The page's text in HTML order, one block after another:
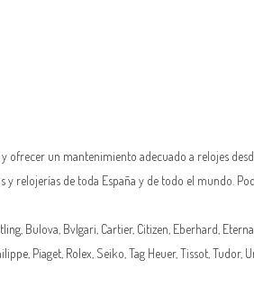
ofrecer un mantenimiento adecuado a relojes
y relojerías de toda España y de todo el mundo.
, Bulova, Bvlgari, Cartier, Citizen, Eberhard, Eterna
, Piaget, Rolex , Seiko, Tag Heuer, Tissot, Tudor,